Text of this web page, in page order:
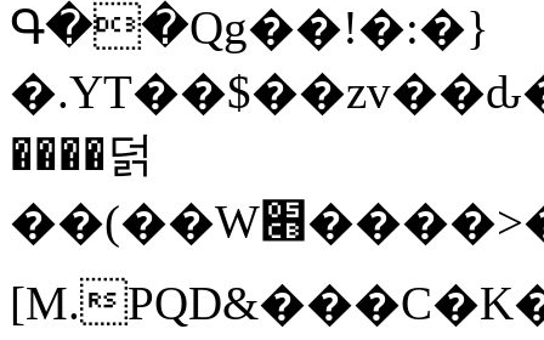
Գ��Qg��!�:�}
����덝
��(��W׋����>��O>�d�%Y�@�@ڻ<�z{rc&׻��z�����AeK�^�����������˩t��=x~
[M.